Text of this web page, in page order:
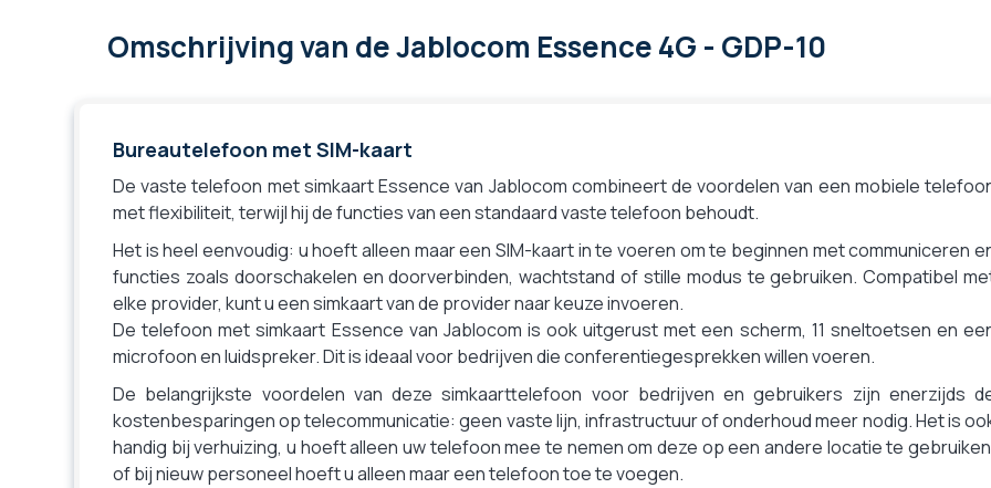
Omschrijvingvan de Jablocom Essence 4G - GDP-10
Bureautelefoon met SIM-kaart
De vaste telefoon met simkaart Essence van Jablocom combineert de voordelen van een mobiele
met flexibiliteit, terwijl hij de functies van een standaard vaste telefoon behoudt.
Het is heel eenvoudig: u hoeft alleen maar een SIM-kaart in te voeren om te beginnen met communiceren
functies zoals doorschakelen en doorverbinden, wachtstand of stille modus te gebruiken. Compatibel
elke provider, kunt u een simkaart van de provider naar keuze invoeren.
De telefoon met simkaart Essence van Jablocom is ook uitgerust met een scherm, 11 sneltoetsen en
microfoon en luidspreker. Dit is ideaal voor bedrijven die conferentiegesprekken willen voeren.
De belangrijkste voordelen van deze simkaarttelefoon voor bedrijven en gebruikers zijn enerzijds
kostenbesparingen op telecommunicatie: geen vaste lijn, infrastructuur of onderhoud meer nodig. Het is
handig bij verhuizing, u hoeft alleen uw telefoon mee te nemen om deze op een andere locatie te
of bij nieuw personeel hoeft u alleen maar een telefoon toe te voegen.